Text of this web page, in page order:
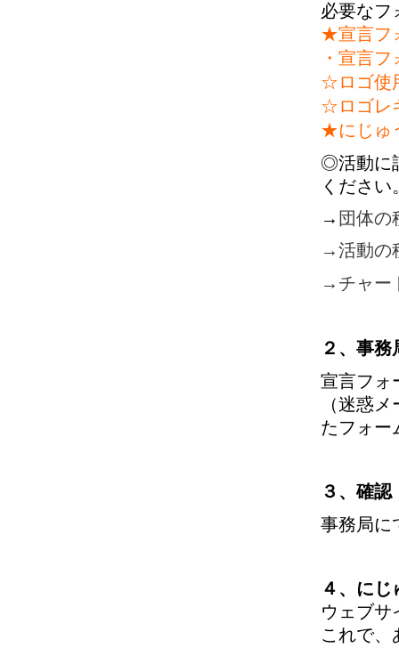
必要なフ
★宣言フ
・宣言
☆ロゴ使
☆ロゴレ
★にじゅ
◎活動に
ください
→ 団体の
→活動の
→チャー
２、事
宣言フォ
（迷惑
たフォー
３、確認
事務局に
４、にじ
ウェブサ
これで、